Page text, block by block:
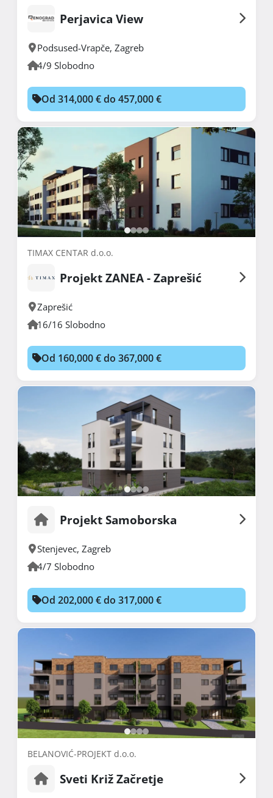
Perjavica View
Podsused-Vrapče, Zagreb
4/9 Slobodno
Od 314,000 € do 457,000 €
TIMAX CENTAR d.o.o.
Projekt ZANEA - Zaprešić
Zaprešić
16/16 Slobodno
Od 160,000 € do 367,000 €
Projekt Samoborska
Stenjevec, Zagreb
4/7 Slobodno
Od 202,000 € do 317,000 €
BELANOVIĆ-PROJEKT d.o.o.
Sveti Križ Začretje